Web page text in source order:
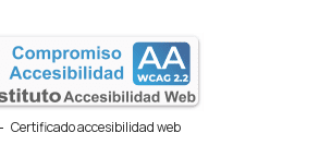
Certificado accesibilidad web